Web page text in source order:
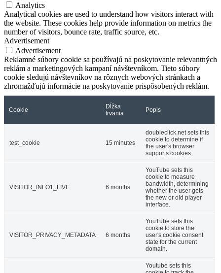
Analytics
Analytical cookies are used to understand how visitors interact with
the website. These cookies help provide information on metrics the
number of visitors, bounce rate, traffic source, etc.
Advertisement
Advertisement
Reklamné súbory cookie sa používajú na poskytovanie relevantných
reklám a marketingových kampaní návštevníkom. Tieto súbory
cookie sledujú návštevníkov na rôznych webových stránkach a
zhromažďujú informácie na poskytovanie prispôsobených reklám.
Cookie
Dĺžka
trvania
Popis
test_cookie 15 minutes
doubleclick.net sets this
cookie to determine if
the user's browser
supports cookies.
VISITOR_INFO1_LIVE 6 months
YouTube sets this
cookie to measure
bandwidth, determining
whether the user gets
the new or old player
interface.
VISITOR_PRIVACY_METADATA 6 months
YouTube sets this
cookie to store the
user's cookie consent
state for the current
domain.
Youtube sets this